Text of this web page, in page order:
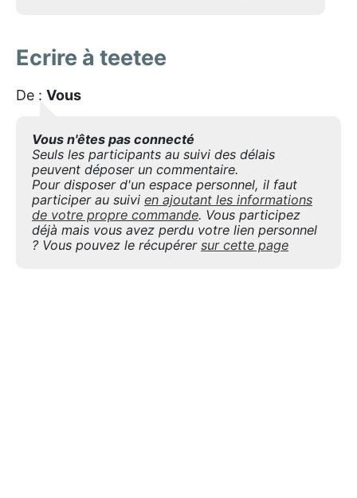
Ecrire à teetee
De : Vous
Vous n'êtes pas connecté
Seuls les participants au suivi des délais
peuvent déposer un commentaire.
Pour disposer d'un espace personnel, il faut
participer au suivi en ajoutant les informations
de votre propre commande. Vous participez
déjà mais vous avez perdu votre lien personnel
? Vous pouvez le récupérer sur cette page